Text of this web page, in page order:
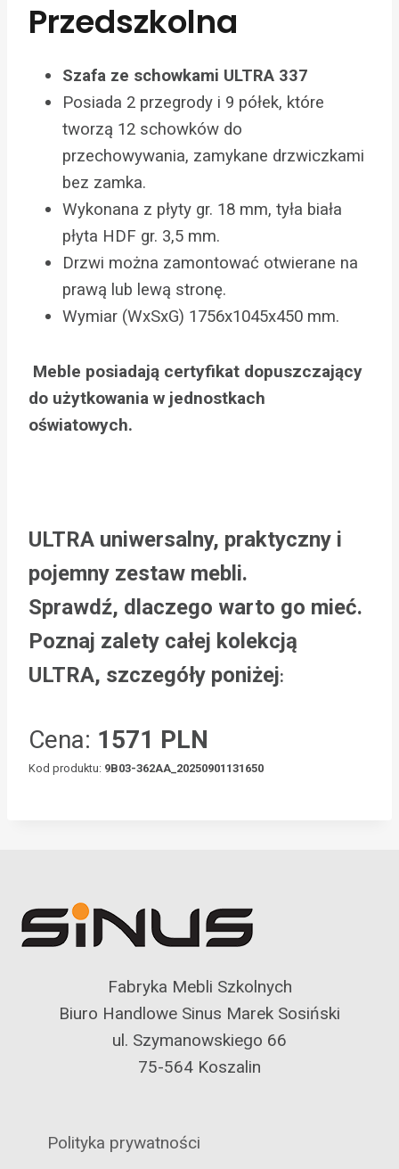
Przedszkolna
Szafa ze schowkami ULTRA 337
Posiada 2 przegrody i 9 półek, które
tworzą 12 schowków do
przechowywania, zamykane drzwiczkami
bez zamka.
Wykonana z płyty gr. 18 mm, tyła biała
płyta HDF gr. 3,5 mm.
Drzwi można zamontować otwierane na
prawą lub lewą stronę.
Wymiar (WxSxG) 1756x1045x450 mm.
Meble posiadają certyfikat dopuszczający
do użytkowania w jednostkach
oświatowych.
ULTRA uniwersalny, praktyczny i
pojemny zestaw mebli.
Sprawdź, dlaczego warto go mieć.
Poznaj zalety całej kolekcją
ULTRA, szczegóły poniżej:
Cena: 1571 PLN
Kod produktu: 9B03-362AA_20250901131650
Fabryka Mebli Szkolnych
Biuro Handlowe Sinus Marek Sosiński
ul. Szymanowskiego 66
75-564 Koszalin
Polityka prywatności